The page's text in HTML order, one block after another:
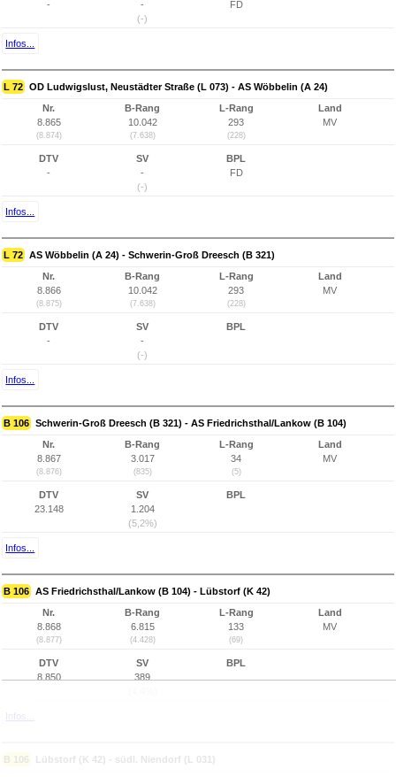
-
-
(-)
FD
Infos...
L 72 OD Ludwigslust, Neustädter Straße (L 073) - AS Wöbbelin (A 24)
Nr.
8.865
(8.874)
B-Rang
10.042
(7.638)
L-Rang
293
(228)
Land
MV
DTV
-
SV
-
(-)
BPL
FD
Infos...
L 72 AS Wöbbelin (A 24) - Schwerin-Groß Dreesch (B 321)
Nr.
8.866
(8.875)
B-Rang
10.042
(7.638)
L-Rang
293
(228)
Land
MV
DTV
-
SV
-
(-)
BPL
Infos...
B 106 Schwerin-Groß Dreesch (B 321) - AS Friedrichsthal/Lankow (B 104)
Nr.
8.867
(8.876)
B-Rang
3.017
(835)
L-Rang
34
(5)
Land
MV
DTV
23.148
SV
1.204
(5,2%)
BPL
Infos...
B 106 AS Friedrichsthal/Lankow (B 104) - Lübstorf (K 42)
Nr.
8.868
(8.877)
B-Rang
6.815
(4.428)
L-Rang
133
(69)
Land
MV
DTV
8.850
SV
389
BPL
Infos...
B 106 Lübstorf (K 42) - südl. Niendorf (L 031)